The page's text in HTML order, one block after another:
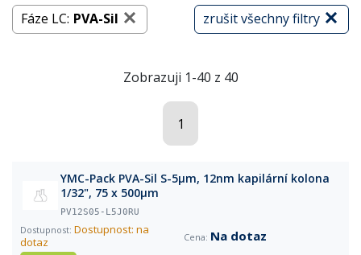
zrušit všechny filtry
Fáze LC: PVA-Sil
Zobrazuji 1-40 z 40
1
YMC-Pack PVA-Sil S-5µm, 12nm kapilární kolona
1/32", 75 x 500µm
PV12S05-L5J0RU
Dostupnost: na
dotaz
Na dotaz